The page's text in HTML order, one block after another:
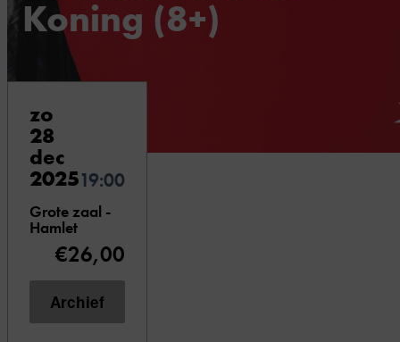
Koning (8+)
zo
28
dec
202519:00
Grote zaal -
Hamlet
€26,00
Archief